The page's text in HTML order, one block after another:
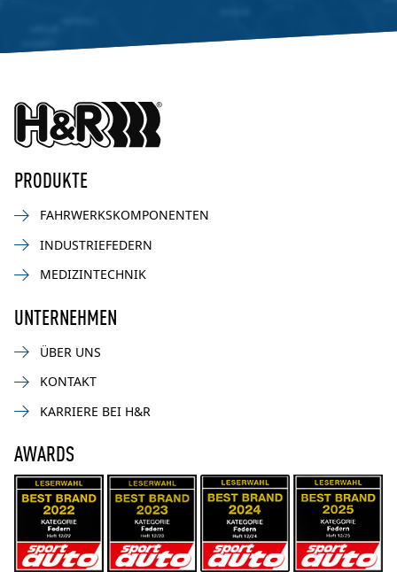
PRODUKTE
FAHRWERKSKOMPONENTEN
INDUSTRIEFEDERN
MEDIZINTECHNIK
UNTERNEHMEN
ÜBER UNS
KONTAKT
KARRIERE BEI H&R
AWARDS